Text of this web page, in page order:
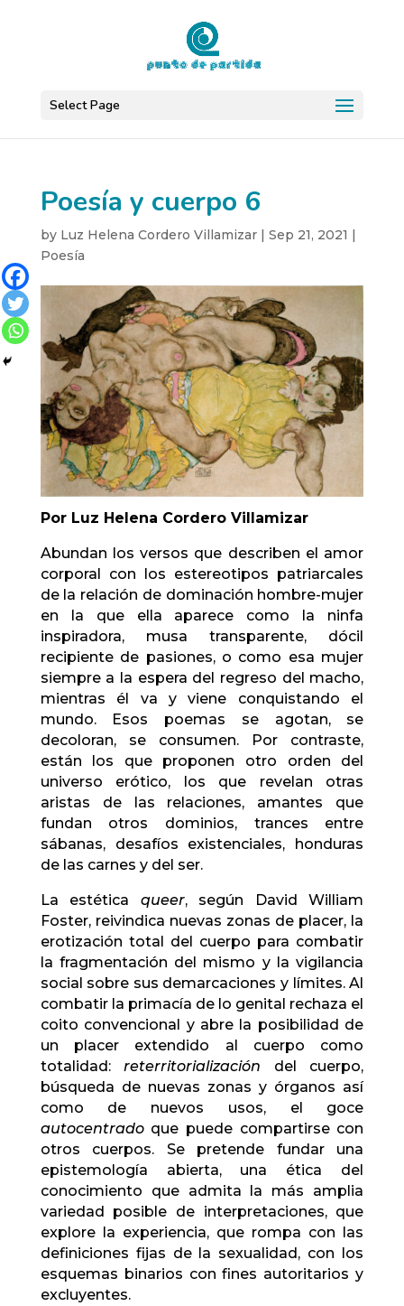
Select Page
Poesía y cuerpo 6
by Luz Helena Cordero Villamizar| Sep 21, 2021 |
Poesía
Por Luz Helena Cordero Villamizar
Abundan los versos que describen el amor
corporal con los estereotipos patriarcales
de la relación de dominación hombre-mujer
en la que ella aparece como la ninfa
inspiradora, musa transparente, dócil
recipiente de pasiones, o como esa mujer
siempre a la espera del regreso del macho,
mientras él va y viene conquistando el
mundo. Esos poemas se agotan, se
decoloran, se consumen. Por contraste,
están los que proponen otro orden del
universo erótico, los que revelan otras
aristas de las relaciones, amantes que
fundan otros dominios, trances entre
sábanas, desafíos existenciales, honduras
de las carnes y del ser.
La estética queer, según David William
Foster, reivindica nuevas zonas de placer, la
erotización total del cuerpo para combatir
la fragmentación del mismo y la vigilancia
social sobre sus demarcaciones y límites. Al
combatir la primacía de lo genital rechaza el
coito convencional y abre la posibilidad de
un placer extendido al cuerpo como
totalidad:reterritorialización del cuerpo,
búsqueda de nuevas zonas y órganos así
como de nuevos usos, el goce
autocentrado que puede compartirse con
otros cuerpos. Se pretende fundar una
epistemología abierta, una ética del
conocimiento que admita la más amplia
variedad posible de interpretaciones, que
explore la experiencia, que rompa con las
definiciones fijas de la sexualidad, con los
esquemas binarios con fines autoritarios y
excluyentes.